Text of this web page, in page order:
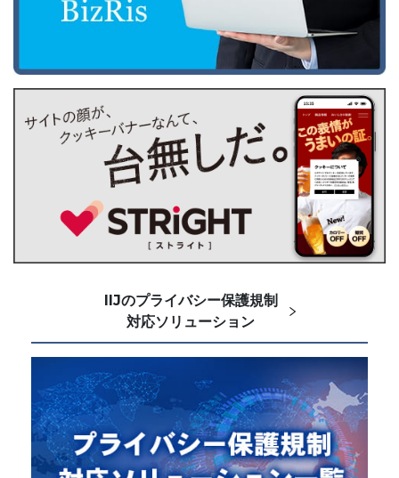
IIJのプライバシー保護規制
対応ソリューション